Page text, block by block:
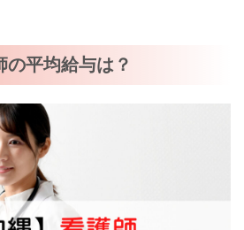
の平均給与は？